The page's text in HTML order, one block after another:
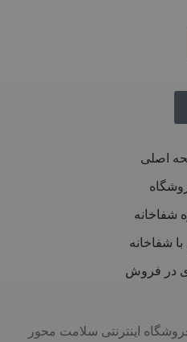
اصلی
شفاخانه
شفاخانه
در فروش
اینترنتی سلامت محور